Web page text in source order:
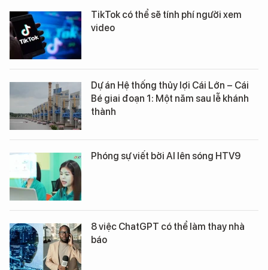
TikTok có thể sẽ tính phí người xem
video
Dự án Hệ thống thủy lợi Cái Lớn – Cái
Bé giai đoạn 1: Một năm sau lễ khánh
thành
Phóng sự viết bởi AI lên sóng HTV9
8 việc ChatGPT có thể làm thay nhà
báo